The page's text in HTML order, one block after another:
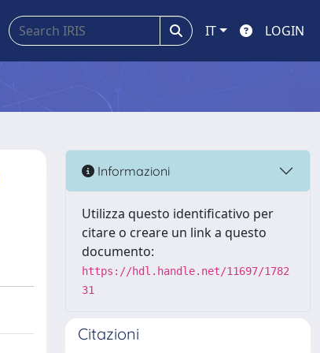
IT LOGIN
Informazioni
Utilizza questo identificativo per
citare o creare un link a questo
documento:
https://hdl.handle.net/11697/1782
31
Citazioni